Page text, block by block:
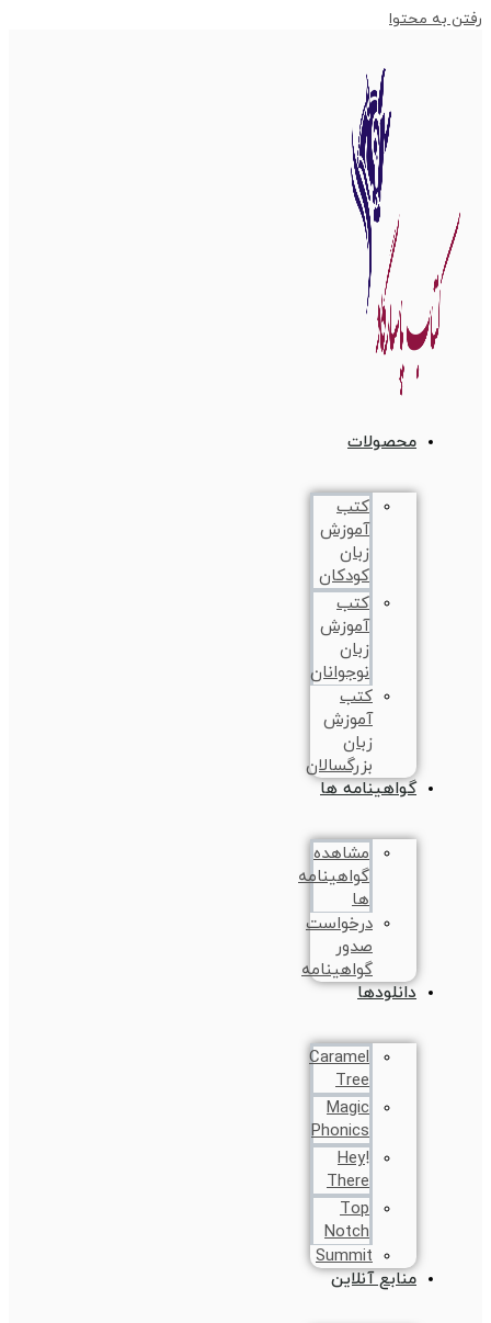
رفتن به محتوا
محصولات
کتب
آموزش
زبان
کودکان
کتب
آموزش
زبان
نوجوانان
کتب
آموزش
زبان
بزرگسالان
گواهینامه ها
مشاهده
گواهینامه
ها
درخواست
صدور
گواهینامه
دانلودها
Caramel
Tree
Magic
Phonics
!Hey
There
Top
Notch
Summit
منابع آنلاین